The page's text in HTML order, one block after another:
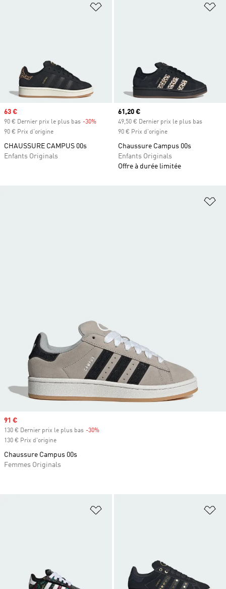
Ajouter à la Liste de produits
Prix soldé
63 €
90 € Dernier prix le plus bas -30%
90 € Prix d'origine
CHAUSSURE CAMPUS 00s
Enfants Originals
Prix actuel
61,20 €
49,50 € Dernier prix le plus bas
90 € Prix d'origine
Chaussure Campus 00s
Enfants Originals
Offre à durée limitée
Ajouter à la Liste de produits
Prix soldé
91 €
130 € Dernier prix le plus bas -30%
130 € Prix d'origine
Chaussure Campus 00s
Femmes Originals